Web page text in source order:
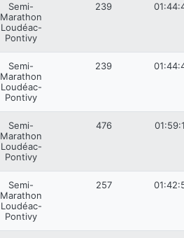
Semi-
Marathon
Loudéac-
Pontivy
239
Semi-
Marathon
Loudéac-
Pontivy
239
Semi-
Marathon
Loudéac-
Pontivy
476
Semi-
Marathon
Loudéac-
Pontivy
257